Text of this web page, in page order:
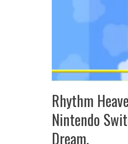
Rhythm
Nintendo
Dream.